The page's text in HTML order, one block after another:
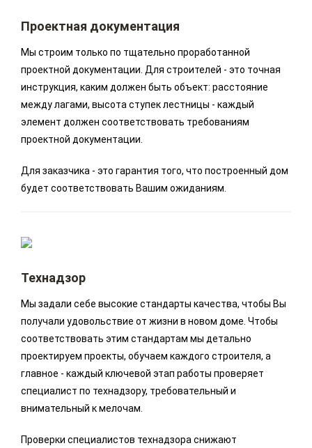
Проектная документация
Мы строим только по тщательно проработанной
проектной документации. Для строителей - это точная
инструкция, каким должен быть объект: расстояние
между лагами, высота ступек лестницы - каждый
элемент должен соответствовать требованиям
проектной документации.
Для заказчика - это гарантия того, что построенный дом
будет соответствовать Вашим ожиданиям.
Технадзор
Мы задали себе высокие стандарты качества, чтобы Вы
получали удовольствие от жизни в новом доме. Чтобы
соответствовать этим стандартам мы детально
проектируем проекты, обучаем каждого строителя, а
главное - каждый ключевой этап работы проверяет
специалист по технадзору, требовательный и
внимательный к мелочам.
Проверки специалистов технадзора снижают